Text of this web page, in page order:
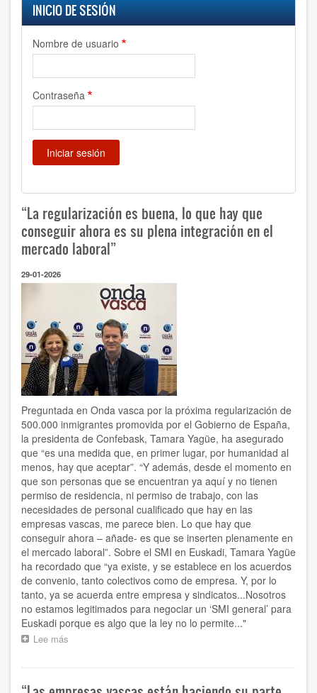
INICIO DE SESIÓN
Nombre de usuario
Contraseña
“La regularización es buena, lo que hay que
conseguir ahora es su plena integración en el
mercado laboral”
29-01-2026
Preguntada en Onda vasca por la próxima regularización de
500.000 inmigrantes promovida por el Gobierno de España,
la presidenta de Confebask, Tamara Yagüe, ha asegurado
que “es una medida que, en primer lugar, por humanidad al
menos, hay que aceptar”. “Y además, desde el momento en
que son personas que se encuentran ya aquí y no tienen
permiso de residencia, ni permiso de trabajo, con las
necesidades de personal cualificado que hay en las
empresas vascas, me parece bien. Lo que hay que
conseguir ahora – añade- es que se inserten plenamente en
el mercado laboral”. Sobre el SMI en Euskadi, Tamara Yagüe
ha recordado que “ya existe, y se establece en los acuerdos
de convenio, tanto colectivos como de empresa. Y, por lo
tanto, ya se acuerda entre empresa y sindicatos...Nosotros
no estamos legitimados para negociar un ‘SMI general’ para
Euskadi porque es algo que la ley no lo permite..."
Lee más
buena,